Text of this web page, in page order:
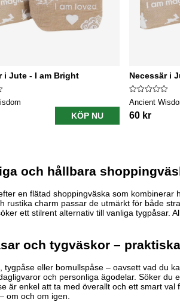
i Jute - I am Bright
KÖP NU
Necessär i
Ancient
60 kr
och hållbara
en flätad shoppingväska som
rustika charm passar de utmärkt för både
ett stilrent alternativ till vanliga tygpåsar.
och tygväskor –
tygpåse eller bomullspåse – oavsett vad du
och personliga ägodelar. Söker du
är enkel att ta med överallt och ett smart
om och om igen.